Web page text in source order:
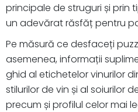
principale de struguri și prin
un adevărat răsfăț pentru
Pe măsură ce desfaceți
asemenea, informații
ghid al etichetelor vinurilor
stilurilor de vin și al soiurilor
precum și profilul celor mai